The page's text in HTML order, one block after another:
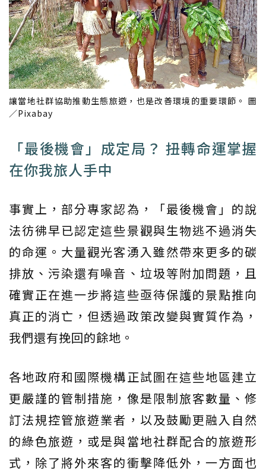
讓當地社群協助推動生態旅遊，也是改善環境的重要環節。 圖
／Pixabay
「最後機會」成定局？ 扭轉命運掌握
在你我旅人手中
事實上，部分專家認為，「最後機會」的說
法彷彿早已認定這些景觀與生物逃不過消失
的命運。大量觀光客湧入雖然帶來更多的碳
排放、污染還有噪音、垃圾等附加問題，且
確實正在進一步將這些亟待保護的景點推向
真正的消亡，但透過政策改變與實質作為，
我們還有挽回的餘地。
各地政府和國際機構正試圖在這些地區建立
更嚴謹的管制措施，像是限制旅客數量、修
訂法規控管旅遊業者，以及鼓勵更融入自然
的綠色旅遊，或是與當地社群配合的旅遊形
式，除了將外來客的衝擊降低外，一方面也